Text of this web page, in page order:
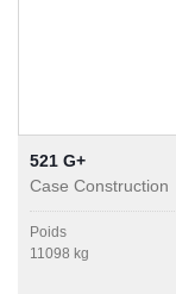
521 G+
Case Construction
Poids
11098 kg